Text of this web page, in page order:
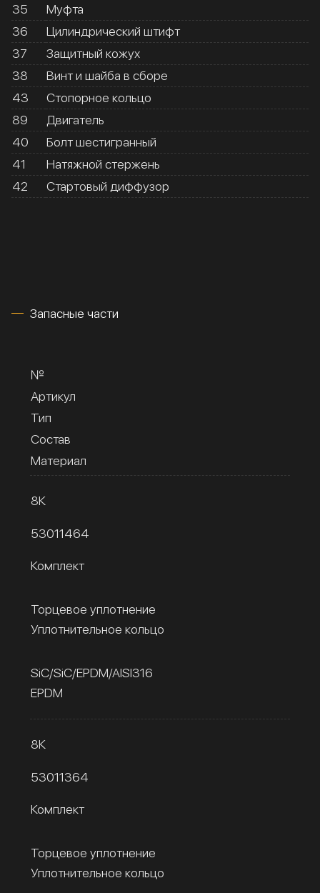
35
Муфта
36
Цилиндрический штифт
37
Защитный кожух
38
Винт и шайба в сборе
43
Стопорное кольцо
89
Двигатель
40
Болт шестигранный
41
Натяжной стержень
42
Стартовый диффузор
Запасные части
№
Артикул
Тип
Состав
Материал
8К
53011464
Комплект
Торцевое уплотнение
Уплотнительное кольцо
SiC/SiC/EPDM/AISI316
EPDM
8К
53011364
Комплект
Торцевое уплотнение
Уплотнительное кольцо